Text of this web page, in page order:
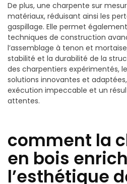
De plus, une charpente sur
matériaux, réduisant ainsi les
gaspillage. Elle permet
techniques de construction
l’assemblage à tenon et
stabilité et la durabilité de la
des charpentiers expérimentés,
solutions innovantes et
exécution impeccable et un
attentes.
comment la
en bois
l’esthétique